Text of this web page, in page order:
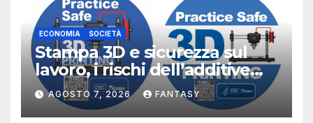
ECONOMIA SOCIETÀ
Stampa 3D e sicurezza sul
lavoro, i rischi dell’additive
manufacturing secondo
NIOSH
AGOSTO 7, 2026 FANTASY